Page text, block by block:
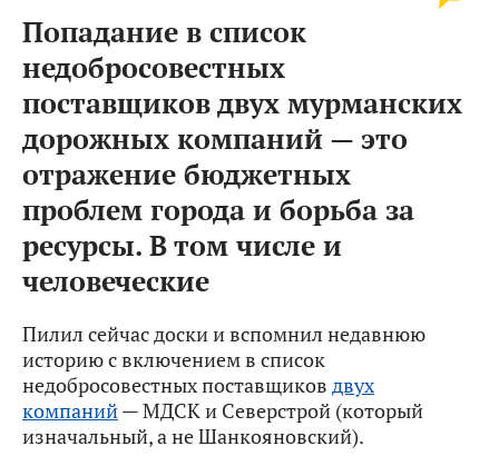
Попадание в список
недобросовестных
поставщиков двух мурманских
дорожных компаний — это
отражение бюджетных
проблем города и борьба за
ресурсы. В том числе и
человеческие
Пилил сейчас доски и вспомнил недавнюю
историю с включением в список
недобросовестных поставщиков двух
компаний— МДСК и Северстрой (который
изначальный, а не Шанкояновский).